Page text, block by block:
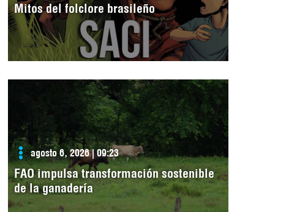
Mitos del folclore brasileño
agosto 6, 2026 | 09:23
FAO impulsa transformación sostenible
de la ganadería